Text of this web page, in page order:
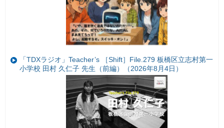
「TDXラジオ」Teacher’s ［Shift］File.279 板橋区立志村第一
小学校 田村 久仁子 先生（前編）（2026年8月4日）